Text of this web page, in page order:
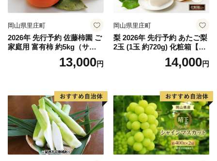
岡山県里庄町
2026年 先行予約 佐藤柿園 ご
家庭用 富有柿 約5kg（サイズ
おまかせ） 柿 かき カキ 果物
くだもの フルーツ 期間限定
13,000円
岡山県里庄町
梨 2026年 先行予約 あたご梨
2玉 (1玉 約720g) 化粧箱【11
月下旬～12月中旬頃発送】
ナシ なし 岡山県産 国産 フル
14,000円